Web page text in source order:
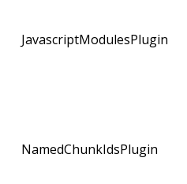
JavascriptModulesPlugin
NamedChunkIdsPlugin